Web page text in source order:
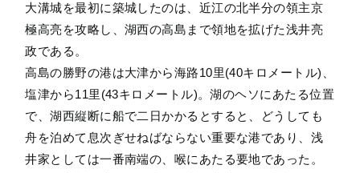
大溝城を最初に築城したのは、近江の北半分の領主京
極高亮を攻略し、湖西の高島まで領地を拡げた浅井亮
政である。
高島の勝野の港は大津から海路10里(40キロメートル)、
塩津から11里(43キロメートル)。湖のヘソにあたる位置
で、湖西縦断に船で二日かかるとすると、どうしても
舟を泊めて息次ぎせねばならない重要な港であり、浅
井家としては一番南端の、喉にあたる要地であった。